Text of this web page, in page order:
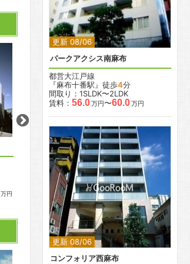
万円
更新 08/04
2 2
カスタリア初台
『初台駅』徒歩 4分
間取り：1K〜1LDK
13.3万円〜18.9万円
更新 08/04
カスタリア千駄ヶ谷
JR中央・総武線
『千駄ケ谷駅』徒歩
間取り：1LDK
賃料：28.8万円
更新 08/06
パークアクシス南麻布
都営大江戸線
『麻布十番駅』徒歩4分
間取り：1SLDK〜2LDK
賃料： 56.0万円〜60.0万円
更新 08/06
コンフォリア西麻布